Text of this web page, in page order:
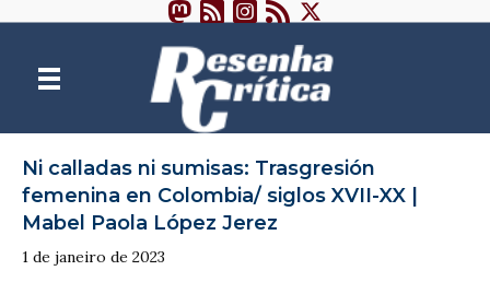
Ni calladas ni sumisas: Trasgresión
femenina en Colombia/ siglos XVII-XX |
Mabel Paola López Jerez
1 de janeiro de 2023